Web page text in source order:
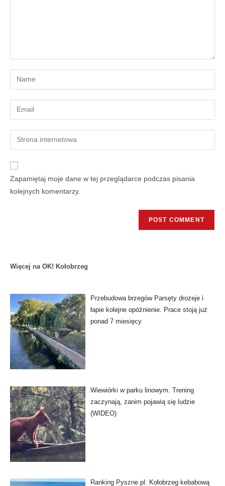
Zapamiętaj moje dane w tej przeglądarce podczas pisania
kolejnych komentarzy.
Więcej na OK! Kołobrzeg
Przebudowa brzegów Parsęty drożeje i
łapie kolejne opóźnienie. Prace stoją już
ponad 7 miesięcy
Wiewiórki w parku linowym. Trening
zaczynają, zanim pojawią się ludzie
(WIDEO)
Ranking Pyszne.pl: Kołobrzeg kebabową